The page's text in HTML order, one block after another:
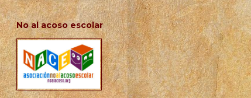
No al acoso escolar